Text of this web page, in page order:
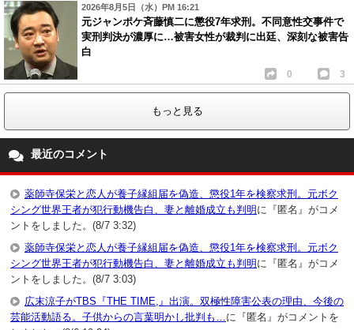
2026年8月5日（水）PM 16:21
元ジャンポケ斉藤慎二に懲役7年求刑。不同意性交事件で
実刑判決が濃厚に…被害女性が裁判に出廷、深刻な被害告
白
0 3
もっと見る
最近のコメント
薬師寺保栄と恋人が養子縁組届を偽造、懲役1年を検察求刑。元ボク
シング世界王者が犯行動機告白、妻と離婚成立も判明 に『匿名』がコメ
ントをしました。(8/7 3:32)
薬師寺保栄と恋人が養子縁組届を偽造、懲役1年を検察求刑。元ボク
シング世界王者が犯行動機告白、妻と離婚成立も判明 に『匿名』がコメ
ントをしました。(8/7 3:03)
広末涼子がTBS『THE TIME,』出演。双極性障害公表の理由、今後の
芸能活動語る。子供からの言葉明かし批判も… に『匿名』がコメントを